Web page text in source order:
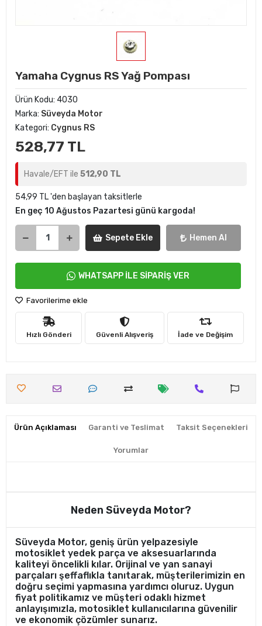
Yamaha Cygnus RS Yağ Pompası
Ürün Kodu: 4030
Marka: Süveyda Motor
Kategori: Cygnus RS
528,77 TL
Havale/EFT ile 512,90 TL
54,99 TL 'den başlayan taksitlerle
En geç 10 Ağustos Pazartesi günü kargoda!
Sepete Ekle Hemen Al
WHATSAPP İLE SİPARİŞ VER
Favorilerime ekle
Hızlı Gönderi Güvenli Alışveriş İade ve Değişim
Ürün Açıklaması Garanti ve Teslimat Taksit Seçenekleri
Yorumlar
Neden Süveyda Motor?
Süveyda Motor, geniş ürün yelpazesiyle
motosiklet yedek parça ve aksesuarlarında
kaliteyi öncelikli kılar. Orijinal ve yan sanayi
parçaları şeffaflıkla tanıtarak, müşterilerimizin en
doğru seçimi yapmasına yardımcı oluruz. Uygun
fiyat politikamız ve müşteri odaklı hizmet
anlayışımızla, motosiklet kullanıcılarına güvenilir
ve ekonomik çözümler sunarız.